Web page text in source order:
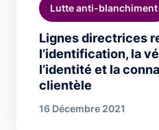
Lignes directrices
l’identification, la
l’identité et la
clientèle
Lutte anti-blanchiment
16 Décembre 2021